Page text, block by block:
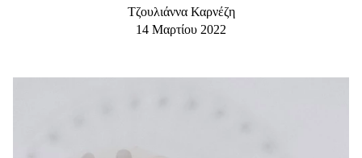
Τζουλιάννα Καρνέζη
14 Μαρτίου 2022